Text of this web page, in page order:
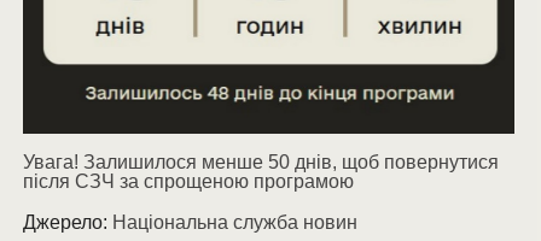
Увага! Залишилося менше 50 днів, щоб повернутися
після СЗЧ за спрощеною програмою
Джерело: Національна служба новин